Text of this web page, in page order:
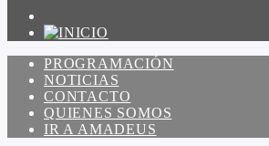
PROGRAMACIÓN
NOTICIAS
CONTACTO
QUIENES SOMOS
IR A AMADEUS